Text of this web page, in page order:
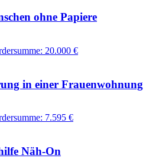
ohne Papiere
20.000 €
in einer Frauenwohnung
7.595 €
Näh-On